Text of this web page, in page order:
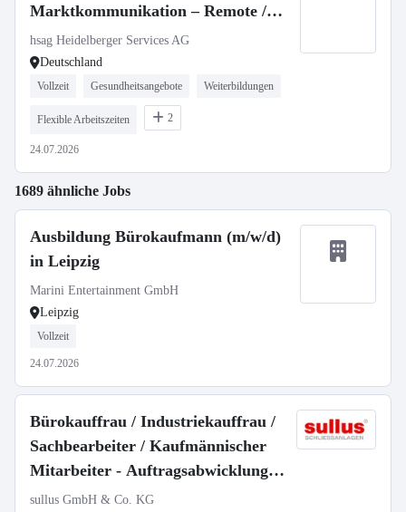
Marktkommunikation – Remote /
Homeoffice
hsag Heidelberger Services AG
Deutschland
Vollzeit Gesundheitsangebote Weiterbildungen
Flexible Arbeitszeiten 2
24.07.2026
1689 ähnliche Jobs
Ausbildung Bürokaufmann (m/w/d)
in Leipzig
Marini Entertainment GmbH
Leipzig
Vollzeit
24.07.2026
Bürokauffrau / Industriekauffrau /
Sachbearbeiter / Kaufmännischer
Mitarbeiter - Auftragsabwicklung
(m/w/d)
sullus GmbH & Co. KG